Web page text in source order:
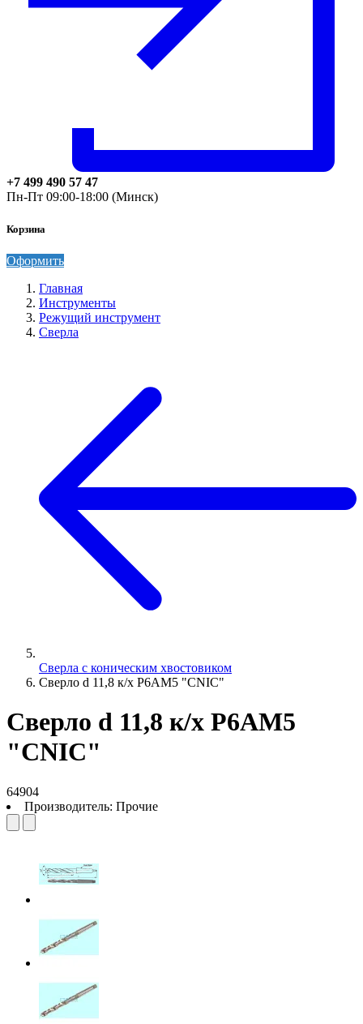
+7 499 490 57 47
Пн-Пт 09:00-18:00 (Минск)
Корзина
Оформить
Главная
Инструменты
Режущий инструмент
Сверла
Сверла с коническим хвостовиком
Сверло d 11,8 к/х Р6АМ5 "CNIC"
Сверло d 11,8 к/х Р6АМ5
"CNIC"
64904
Производитель: Прочие